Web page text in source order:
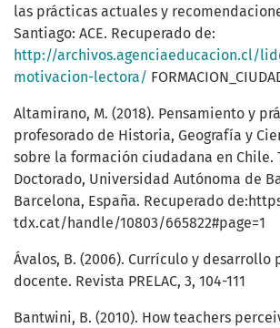
las prácticas actuales y
Santiago: ACE. Recuperado de:
http://archivos.agenciaeducacion.cl/
motivacion-lectora/
Altamirano, M. (2018). Pensamiento y
profesorado de Historia, Geografía y
sobre la formación ciudadana en Chile.
Doctorado, Universidad Autónoma de
Barcelona, España. Recuperado
tdx.cat/handle/10803/665822#page=1
Ávalos, B. (2006). Currículo y desarrollo
docente. Revista PRELAC, 3, 104-111
Bantwini, B. (2010). How teachers